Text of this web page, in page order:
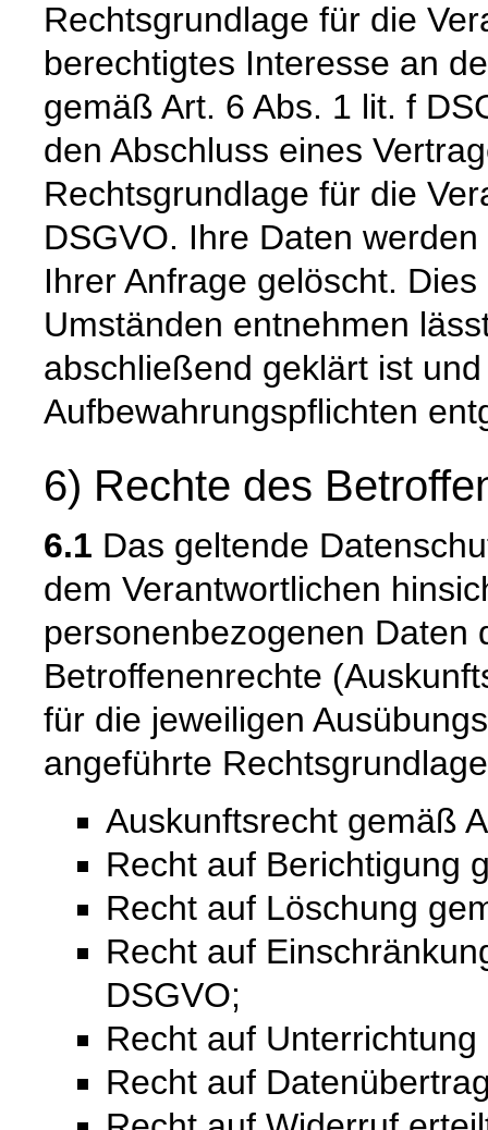
Rechtsgrundlage für die
berechtigtes Interesse an
gemäß Art. 6 Abs. 1 lit. f
den Abschluss eines
Rechtsgrundlage für die
DSGVO. Ihre Daten
Ihrer Anfrage gelöscht.
Umständen entnehmen
abschließend geklärt ist
Aufbewahrungspflichten
6) Rechte des
6.1 Das geltende
dem Verantwortlichen
personenbezogenen Daten
Betroffenenrechte
für die jeweiligen
angeführte
Auskunftsrecht gemäß
Recht auf Berichtigung
Recht auf Löschung
Recht auf
DSGVO;
Recht auf
Recht auf